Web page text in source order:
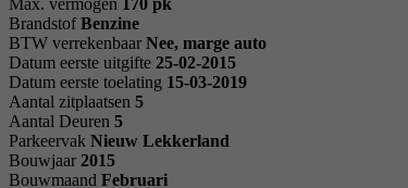
Max. vermogen 170 pk
Brandstof Benzine
BTW verrekenbaar Nee, marge auto
Datum eerste uitgifte 25-02-2015
Datum eerste toelating 15-03-2019
Aantal zitplaatsen 5
Aantal Deuren 5
Parkeervak Nieuw Lekkerland
Bouwjaar 2015
Bouwmaand Februari